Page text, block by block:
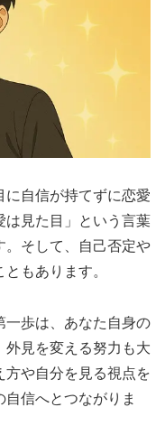
に自信が持てずに恋愛
は見た目」という言葉
。そして、自己否定や
もあります。
一歩は、あなた自身の
外見を変える努力も大
や自分を見る視点を
信へとつながりま